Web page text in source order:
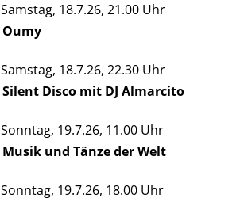
Samstag, 18.7.26, 21.00 Uhr
Oumy
Samstag, 18.7.26, 22.30 Uhr
Silent Disco mit DJ Almarcito
Sonntag, 19.7.26, 11.00 Uhr
Musik und Tänze der Welt
Sonntag, 19.7.26, 18.00 Uhr